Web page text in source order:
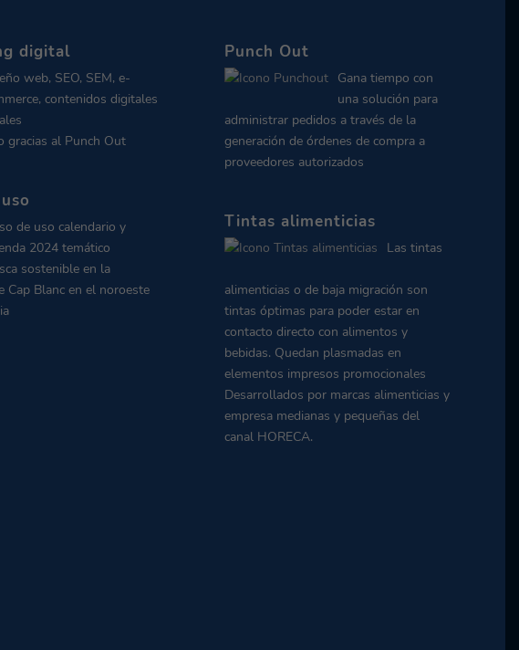
digital
web, SEO, SEM, e-
contenidos digitales
gracias al Punch Out
de uso calendario y
2024 temático
sostenible en la
Cap Blanc en el noroeste
Punch Out
Gana tiempo con
una solución para
administrar pedidos a través de la
generación de órdenes de compra a
proveedores autorizados
Tintas alimenticias
Las tintas
alimenticias o de baja migración son
tintas óptimas para poder estar en
contacto directo con alimentos y
bebidas. Quedan plasmadas en
elementos impresos promocionales
Desarrollados por marcas alimenticias y
empresa medianas y pequeñas del
canal HORECA.